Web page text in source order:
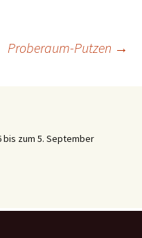
Proberaum-Putzen →
bis zum 5. September